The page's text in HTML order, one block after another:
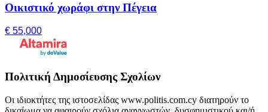
Οικιστικό χωράφι στην Πέγεια
€ 55,000
Πολιτική Δημοσίευσης Σχολίων
Οι ιδιοκτήτες της ιστοσελίδας www.politis.com.cy διατηρούν το